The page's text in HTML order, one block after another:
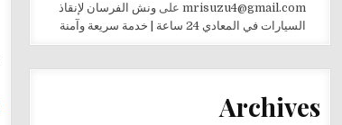
mrisuzu4@gmail.comعلى ونش الفرسان لإنقاذ
السيارات في المعادي 24 ساعة | خدمة سريعة وآمنة
Archives